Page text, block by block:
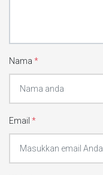
Nama *
Email *